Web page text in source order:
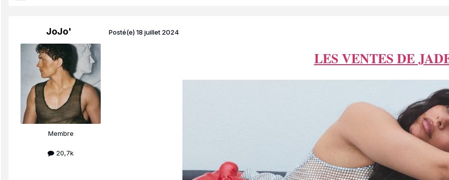
JoJo'
Membre
20,7k
Posté(e)18 juillet 2024
LES VENTES DE